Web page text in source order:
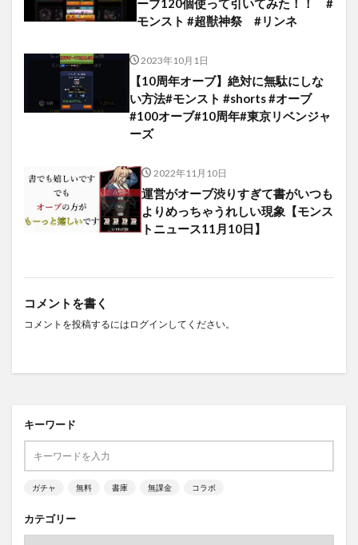
ーブ120個使って引いてみた！！ #
モンスト #超獣神祭 #リンネ
2023年10月1日
【10周年オーブ】絶対に無駄にしな
い方法#モンスト #shorts #オーブ
#100オーブ#10周年#東京リベンジャ
ーズ
2022年11月10日
運営がオーブ渋りすぎて書がいつも
よりめっちゃうれしい現象【モンス
トニュース11月10日】
コメントを書く
コメントを投稿するには ログイン してください。
キーワード
ガチャ 無料 書庫 無課金 コラボ
カテゴリー